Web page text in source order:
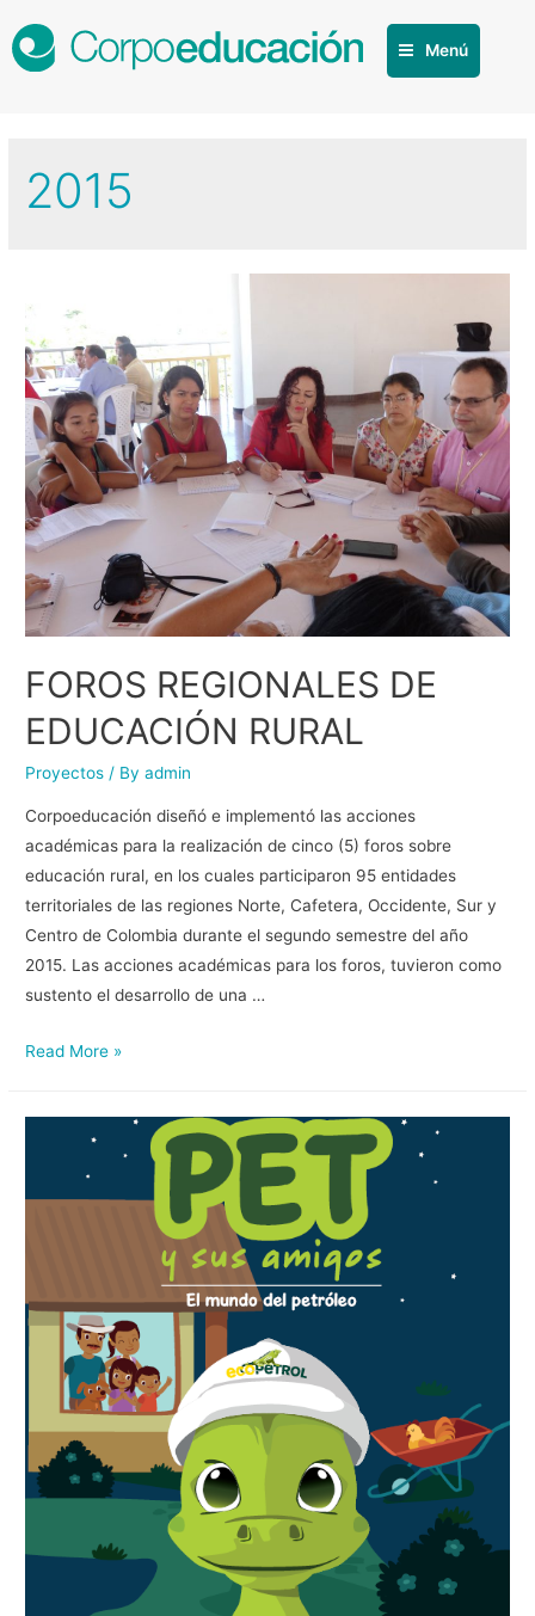
Menú
2015
FOROS REGIONALES DE
EDUCACIÓN RURAL
Proyectos / Byadmin
Corpoeducación diseñó e implementó las acciones
académicas para la realización de cinco (5) foros sobre
educación rural, en los cuales participaron 95 entidades
territoriales de las regiones Norte, Cafetera, Occidente, Sur y
Centro de Colombia durante el segundo semestre del año
2015. Las acciones académicas para los foros, tuvieron como
sustento el desarrollo de una …
Read More »